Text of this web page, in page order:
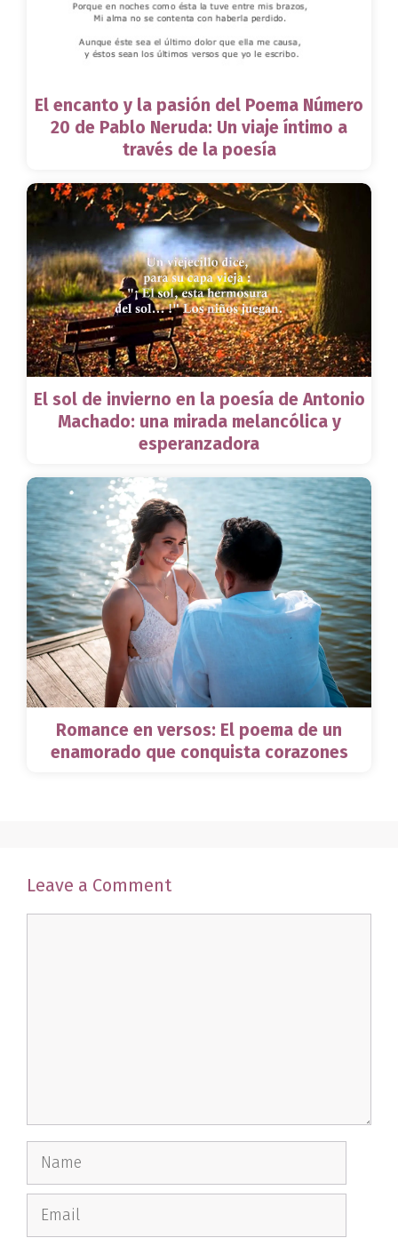
El encanto y la pasión del Poema Número
20 de Pablo Neruda: Un viaje íntimo a
través de la poesía
El sol de invierno en la poesía de Antonio
Machado: una mirada melancólica y
esperanzadora
Romance en versos: El poema de un
enamorado que conquista corazones
Leave a Comment
Name
Email